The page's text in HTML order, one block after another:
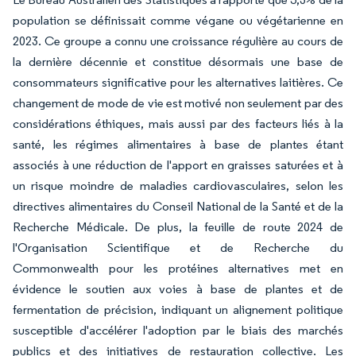
population se définissait comme végane ou végétarienne en
2023. Ce groupe a connu une croissance régulière au cours de
la dernière décennie et constitue désormais une base de
consommateurs significative pour les alternatives laitières. Ce
changement de mode de vie est motivé non seulement par des
considérations éthiques, mais aussi par des facteurs liés à la
santé, les régimes alimentaires à base de plantes étant
associés à une réduction de l'apport en graisses saturées et à
un risque moindre de maladies cardiovasculaires, selon les
directives alimentaires du Conseil National de la Santé et de la
Recherche Médicale. De plus, la feuille de route 2024 de
l'Organisation Scientifique et de Recherche du
Commonwealth pour les protéines alternatives met en
évidence le soutien aux voies à base de plantes et de
fermentation de précision, indiquant un alignement politique
susceptible d'accélérer l'adoption par le biais des marchés
publics et des initiatives de restauration collective. Les